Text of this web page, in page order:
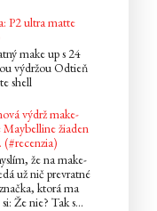
P2 ultra matte
make up s 24
výdržou Odtieň
shell
výdrž make-
Maybelline žiaden
(#recenzia)
že na make-
už nič prevratné
ktorá ma
Že nie? Tak s...